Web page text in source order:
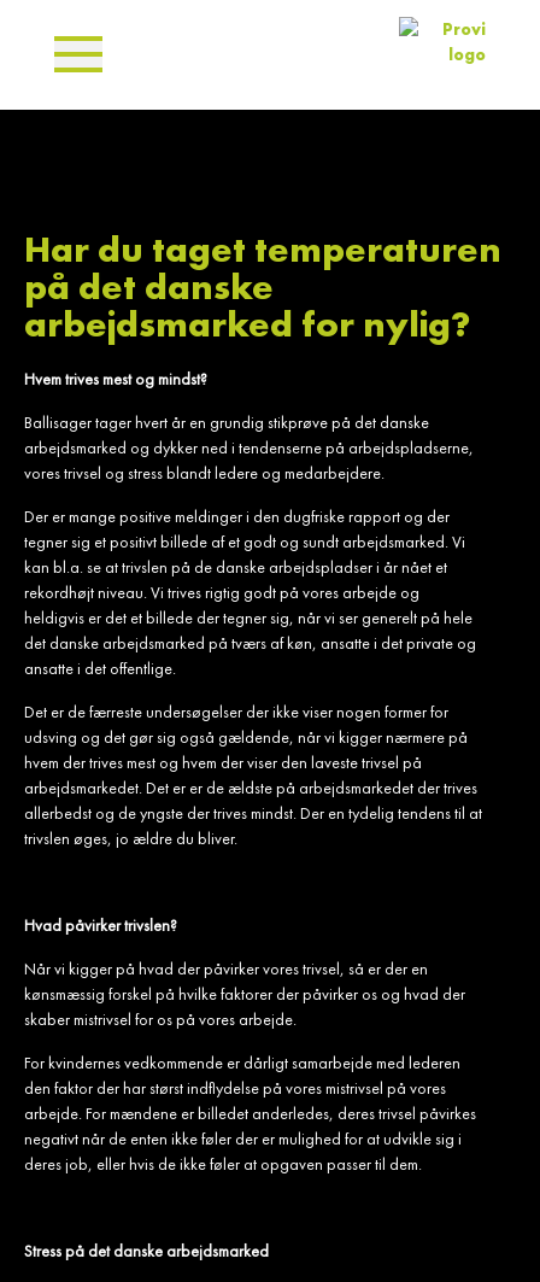
Har du taget temperaturen
på det danske
arbejdsmarked for nylig?
Hvem trives mest og mindst?
Ballisager tager hvert år en grundig stikprøve på det danske
arbejdsmarked og dykker ned i tendenserne på arbejdspladserne,
vores trivsel og stress blandt ledere og medarbejdere.
Der er mange positive meldinger i den dugfriske rapport og der
tegner sig et positivt billede af et godt og sundt arbejdsmarked. Vi
kan bl.a. se at trivslen på de danske arbejdspladser i år nået et
rekordhøjt niveau. Vi trives rigtig godt på vores arbejde og
heldigvis er det et billede der tegner sig, når vi ser generelt på hele
det danske arbejdsmarked på tværs af køn, ansatte i det private og
ansatte i det offentlige.
Det er de færreste undersøgelser der ikke viser nogen former for
udsving og det gør sig også gældende, når vi kigger nærmere på
hvem der trives mest og hvem der viser den laveste trivsel på
arbejdsmarkedet. Det er er de ældste på arbejdsmarkedet der trives
allerbedst og de yngste der trives mindst. Der en tydelig tendens til at
trivslen øges, jo ældre du bliver.
Hvad påvirker trivslen?
Når vi kigger på hvad der påvirker vores trivsel, så er der en
kønsmæssig forskel på hvilke faktorer der påvirker os og hvad der
skaber mistrivsel for os på vores arbejde.
For kvindernes vedkommende er dårligt samarbejde med lederen
den faktor der har størst indflydelse på vores mistrivsel på vores
arbejde. For mændene er billedet anderledes, deres trivsel påvirkes
negativt når de enten ikke føler der er mulighed for at udvikle sig i
deres job, eller hvis de ikke føler at opgaven passer til dem.
Stress på det danske arbejdsmarked